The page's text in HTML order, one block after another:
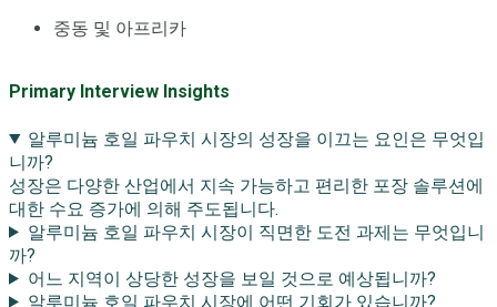
중동 및 아프리카
Primary Interview Insights
알루미늄 호일 파우치 시장의 성장을 이끄는 요인은 무엇입
니까?
성장은 다양한 산업에서 지속 가능하고 편리한 포장 솔루션에
대한 수요 증가에 의해 주도됩니다.
알루미늄 호일 파우치 시장이 직면한 도전 과제는 무엇입니
까?
어느 지역이 상당한 성장을 보일 것으로 예상됩니까?
알루미늄 호일 파우치 시장에 어떤 기회가 있습니까?